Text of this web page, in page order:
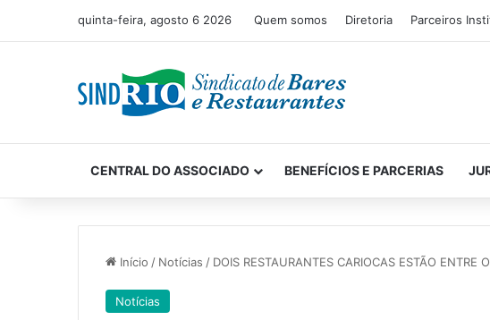
quinta-feira, agosto 6 2026 Quem somos Diretoria Parceiros
CENTRAL DO ASSOCIADO BENEFÍCIOS E PARCERIAS
Início / Notícias / DOIS RESTAURANTES CARIOCAS ESTÃO
Notícias